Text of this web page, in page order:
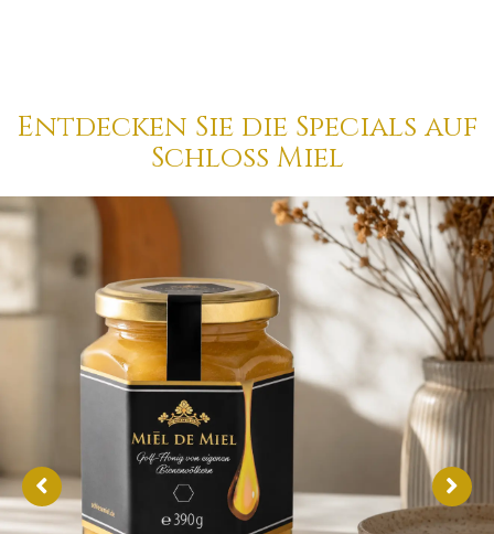
Entdecken Sie die Specials auf
Schloss Miel